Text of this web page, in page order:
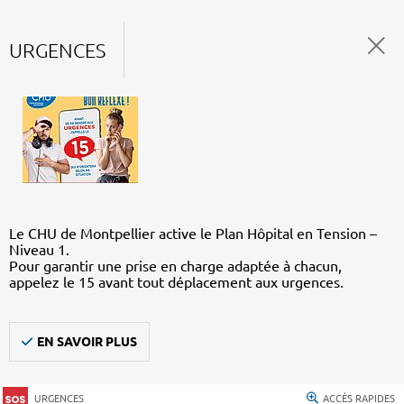
URGENCES
Le CHU de Montpellier active le Plan Hôpital en Tension –
Niveau 1.
Pour garantir une prise en charge adaptée à chacun,
appelez le 15 avant tout déplacement aux urgences.
EN SAVOIR PLUS
URGENCES ACCÈS RAPIDES